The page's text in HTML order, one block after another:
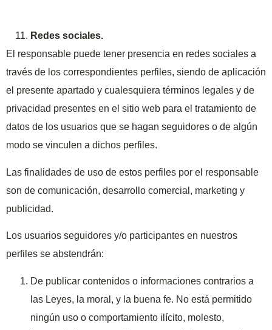
Redes sociales.
El responsable puede tener presencia en redes sociales a
través de los correspondientes perfiles, siendo de aplicación
el presente apartado y cualesquiera términos legales y de
privacidad presentes en el sitio web para el tratamiento de
datos de los usuarios que se hagan seguidores o de algún
modo se vinculen a dichos perfiles.
Las finalidades de uso de estos perfiles por el responsable
son de comunicación, desarrollo comercial, marketing y
publicidad.
Los usuarios seguidores y/o participantes en nuestros
perfiles se abstendrán:
De publicar contenidos o informaciones contrarios a
las Leyes, la moral, y la buena fe. No está permitido
ningún uso o comportamiento ilícito, molesto,